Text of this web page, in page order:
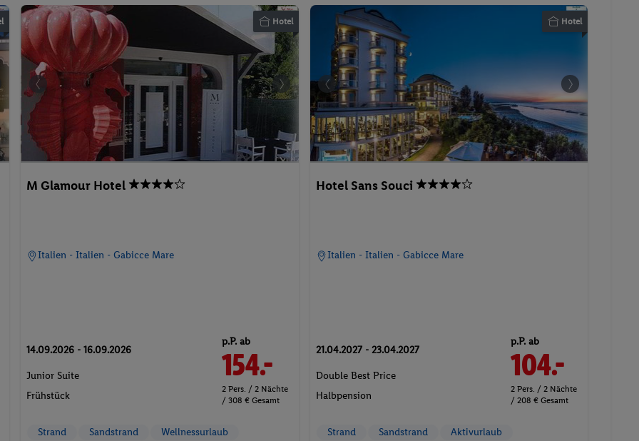
Hotel
M Glamour Hotel
Italien - Italien - Gabicce Mare
14.09.2026 - 16.09.2026
Junior Suite
Frühstück
p.P. ab
154.-
2 Pers. / 2 Nächte
/ 308 € Gesamt
Strand Sandstrand Wellnessurlaub
Hotel
Hotel Sans Souci
Italien - Italien - Gabicce Mare
21.04.2027 - 23.04.2027
Double Best Price
Halbpension
p.P. ab
104.-
2 Pers. / 2 Nächte
/ 208 € Gesamt
Strand Sandstrand Aktivurlaub